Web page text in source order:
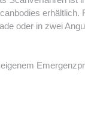
oder in zwei